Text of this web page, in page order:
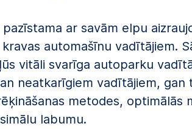
ar savām elpu
automašīnu vadītājiem.
vitāli svarīga autoparku
neatkarīgiem vadītājiem,
metodes, optimālās
labumu.